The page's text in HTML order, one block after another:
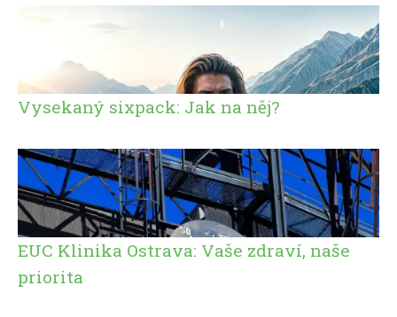
Vysekaný sixpack: Jak na něj?
EUC Klinika Ostrava: Vaše zdraví, naše
priorita